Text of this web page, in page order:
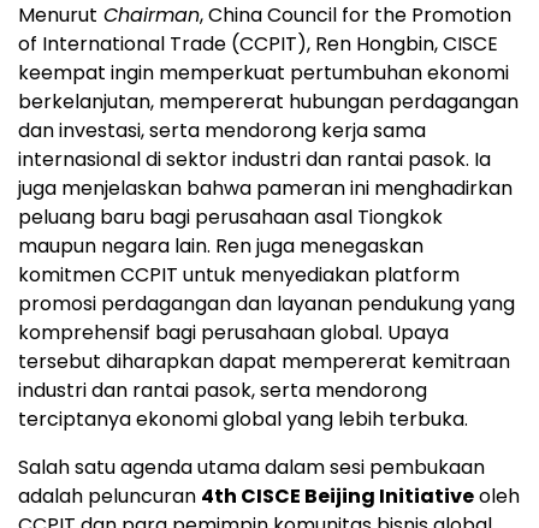
Menurut Chairman, China Council for the Promotion
of International Trade (CCPIT), Ren Hongbin, CISCE
keempat ingin memperkuat pertumbuhan ekonomi
berkelanjutan, mempererat hubungan perdagangan
dan investasi, serta mendorong kerja sama
internasional di sektor industri dan rantai pasok. Ia
juga menjelaskan bahwa pameran ini menghadirkan
peluang baru bagi perusahaan asal Tiongkok
maupun negara lain. Ren juga menegaskan
komitmen CCPIT untuk menyediakan platform
promosi perdagangan dan layanan pendukung yang
komprehensif bagi perusahaan global. Upaya
tersebut diharapkan dapat mempererat kemitraan
industri dan rantai pasok, serta mendorong
terciptanya ekonomi global yang lebih terbuka.
Salah satu agenda utama dalam sesi pembukaan
adalah peluncuran 4th CISCE Beijing Initiativeoleh